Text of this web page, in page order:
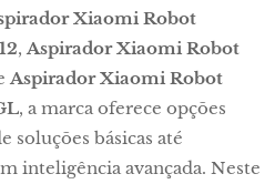
Xiaomi Robot
,Aspirador Xiaomi Robot
Aspirador Xiaomi Robot
, a marca oferece opções
soluções básicas até
inteligência avançada. Neste